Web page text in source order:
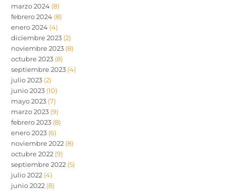
marzo 2024 (8)
febrero 2024 (8)
enero 2024 (4)
diciembre 2023 (2)
noviembre 2023 (8)
octubre 2023 (8)
septiembre 2023 (4)
julio 2023 (2)
junio 2023 (10)
mayo 2023 (7)
marzo 2023 (9)
febrero 2023 (8)
enero 2023 (6)
noviembre 2022 (8)
octubre 2022 (9)
septiembre 2022 (5)
julio 2022 (4)
junio 2022 (8)